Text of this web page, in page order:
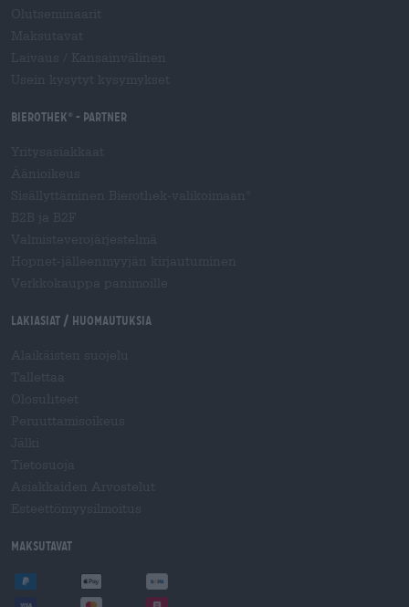
Bierothek - Partner
Lakiasiat / Huomautuksia
Maksutavat